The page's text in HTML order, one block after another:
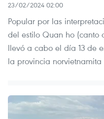
23/02/2024 02:00
Popular por las
del estilo Quan ho (canto
llevó a cabo el día 13 de
la provincia